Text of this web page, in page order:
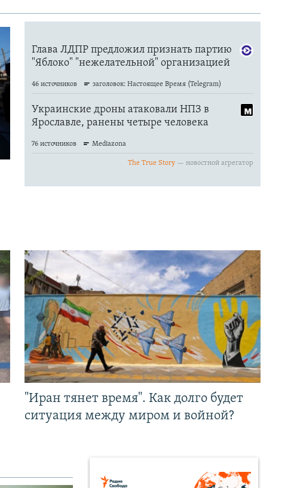
"Иран тянет время". Как долго будет
ситуация между миром и войной?